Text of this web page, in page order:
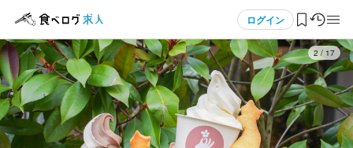
ログイン
ログイン・無料会員登録
食べログ求人TOP
3 / 17
応募画面へ進む